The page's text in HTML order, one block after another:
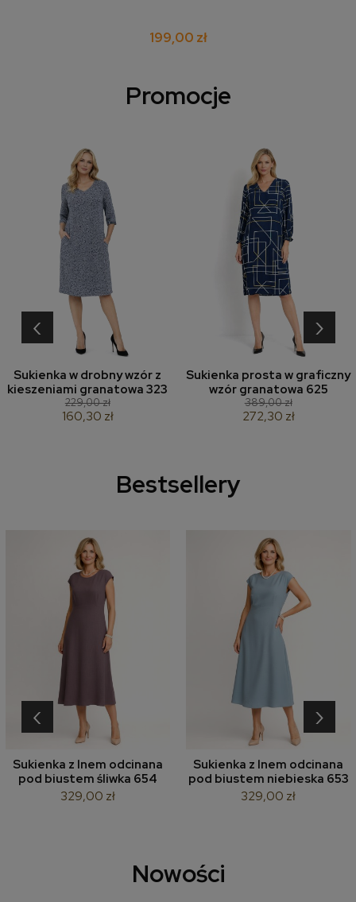
199,00 zł
Promocje
Sukienka w drobny wzór z
kieszeniami granatowa 323
229,00 zł
160,30 zł
Sukienka prosta w graficzny
wzór granatowa 625
389,00 zł
272,30 zł
‹ ›
Bestsellery
Sukienka z lnem odcinana
pod biustem śliwka 654
329,00 zł
Sukienka z lnem odcinana
pod biustem niebieska 653
329,00 zł
‹ ›
Nowości